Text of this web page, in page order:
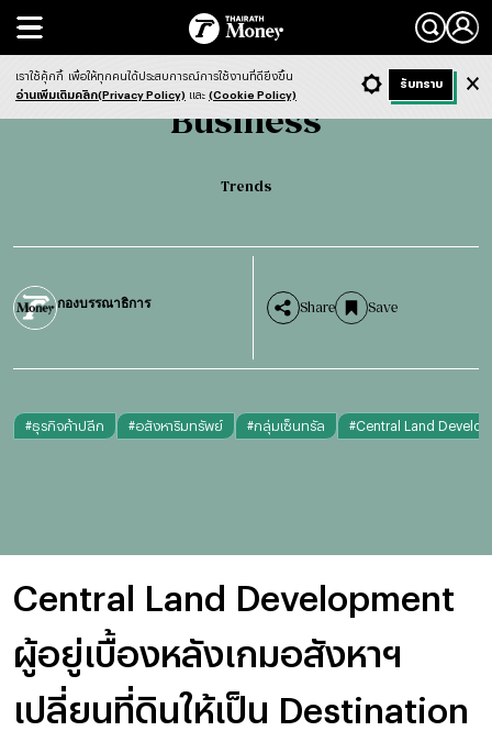
Search
Business Trends
Business
Trends
กองบรรณาธิการ Share Save
#ธุรกิจค้าปลีก #อสังหาริมทรัพย์ #กลุ่มเซ็นทรัล #Central Land
Central Land Development
ผู้อยู่เบื้องหลังเกมอสังหาฯ
เปลี่ยนที่ดินให้เป็น Destination
- ก + ก Dark ฟังข่าว
English version
เราใช้คุ้กกี้ เพื่อให้ทุกคนได้ประสบการณ์การใช้งานที่ดียิ่งขึ้น
อ่านเพิ่มเติมคลิก(Privacy Policy) และ (Cookie Policy)
รับทราบ